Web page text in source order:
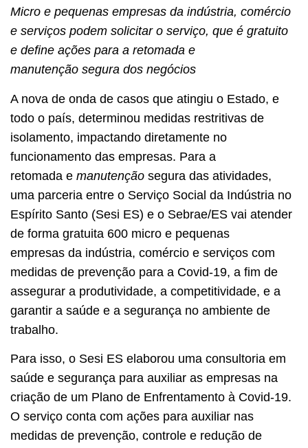
Micro e pequenas empresas da indústria, comércio
e serviços podem solicitar o serviço, que é gratuito
e define ações para a retomada e
manutenção segura dos negócios
A nova de onda de casos que atingiu o Estado, e
todo o país, determinou medidas restritivas de
isolamento, impactando diretamente no
funcionamento das empresas. Para a
retomada e manutenção segura das atividades,
uma parceria entre o Serviço Social da Indústria no
Espírito Santo (Sesi ES) e o Sebrae/ES vai atender
de forma gratuita 600 micro e pequenas
empresas da indústria, comércio e serviços com
medidas de prevenção para a Covid-19, a fim de
assegurar a produtividade, a competitividade, e a
garantir a saúde e a segurança no ambiente de
trabalho.
Para isso, o Sesi ES elaborou uma consultoria em
saúde e segurança para auxiliar as empresas na
criação de um Plano de Enfrentamento à Covid-19.
O serviço conta com ações para auxiliar nas
medidas de prevenção, controle e redução de